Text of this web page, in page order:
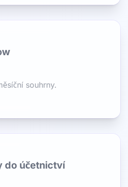
souhrny.
do účetnictví